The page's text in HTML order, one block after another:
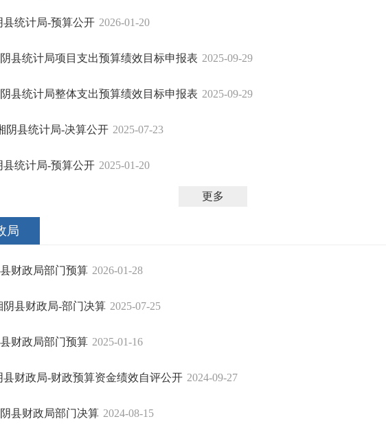
县统计局-预算公开 2026-01-20
县统计局项目支出预算绩效目标申报表 2025-09-29
县统计局整体支出预算绩效目标申报表 2025-09-29
阴县统计局-决算公开 2025-07-23
县统计局-预算公开 2025-01-20
更多
局
财政局部门预算 2026-01-28
阴县财政局-部门决算 2025-07-25
财政局部门预算 2025-01-16
县财政局-财政预算资金绩效自评公开 2024-09-27
县财政局部门决算 2024-08-15